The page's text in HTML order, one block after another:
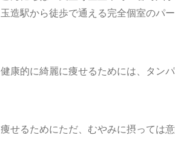
玉造駅から徒歩で通える完全個室のパ
健康的に綺麗に痩せるためには、タン
痩せるためにただ、むやみに摂っては意